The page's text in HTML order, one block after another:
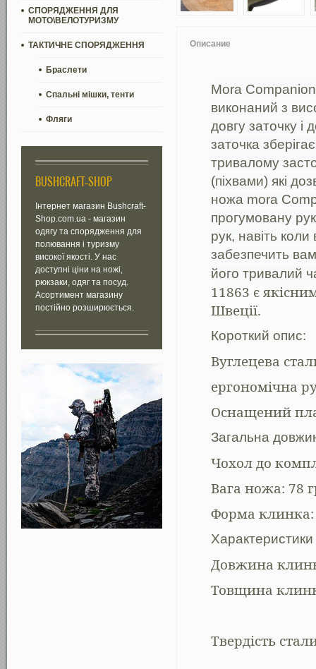
СПОРЯДЖЕННЯ ДЛЯ
МОТО\ВЕЛОТУРИЗМУ
ТАКТИЧНЕ СПОРЯДЖЕННЯ
Браслети
Спальні мішки, тенти
Фляги
BUSHCRAFT-SHOP
Інтернет магазин Bushcraft-
Shop.com.ua - магазин
одягу та спорядження для
полювання і туризму
високої якості. У нас
доступні ціни на ножі,
рюкзаки, одяг та посуд.
Асортимент магазину
постійно розширюється.
Описание
Mora
виконаний з
довгу заточку і
заточка
тривалому
(піхвами) які
ножа mora
прогумовану
рук, навіть
забезпечить
його тривалий
11863 є
Швеції.
Короткий опис:
Вуглецева
ергономічна
Оснащений
Загальна
Чохол до
Вага ножа: 78
Форма
Довжина
Товщина
Твердість